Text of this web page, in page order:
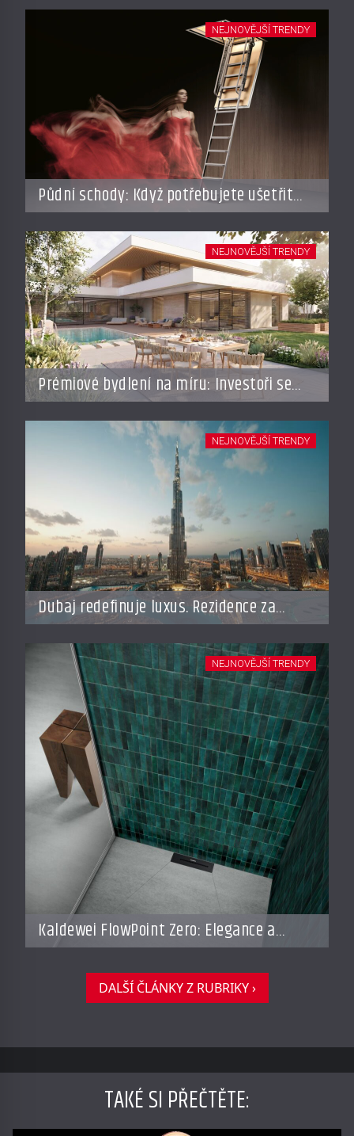
Půdní schody: Když potřebujete ušetřit
místo, ale nechcete dělat kompromisy
NEJNOVĚJŠÍ TRENDY
Prémiové bydlení na míru: Investoři se
vracejí do Česka, roste zájem o top
adresy i byty a domy za stovky milionů
NEJNOVĚJŠÍ TRENDY
Dubaj redefinuje luxus. Rezidence za
miliardy dnes připomínají soukromé
resorty budoucnosti
NEJNOVĚJŠÍ TRENDY
Kaldewei FlowPoint Zero: Elegance a
funkčnost na nejvyšší úrovni
NEJNOVĚJŠÍ TRENDY
DALŠÍ ČLÁNKY Z RUBRIKY ›
TAKÉ SI PŘEČTĚTE: